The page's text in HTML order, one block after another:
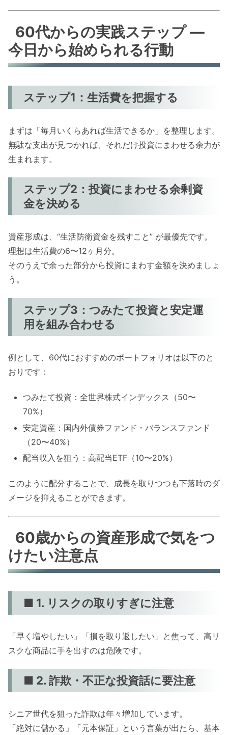
60代からの実践ステップ —
今日から始められる行動
ステップ1：生活費を把握する
まずは「毎月いくらあれば生活できるか」を整理します。
無駄な支出が見つかれば、それだけ投資にまわせる余力が
生まれます。
ステップ2：投資にまわせる余剰資
金を決める
資産形成は、“生活防衛資金を残すこと” が最優先です。
理想は生活費の6〜12ヶ月分。
そのうえで余った部分から投資にまわす金額を決めましょ
う。
ステップ3：つみたて投資と安定運
用を組み合わせる
例として、60代におすすめのポートフォリオは以下のと
おりです：
つみたて投資：全世界株式インデックス（50〜
70%）
安定資産：国内外債券ファンド・バランスファンド
（20〜40%）
配当収入を狙う：高配当ETF（10〜20%）
このように配分することで、成長を取りつつも下落時のダ
メージを抑えることができます。
60歳からの資産形成で気をつ
けたい注意点
■ 1. リスクの取りすぎに注意
「早く増やしたい」「損を取り返したい」と焦って、高リ
スクな商品に手を出すのは危険です。
■ 2. 詐欺・不正な投資話に要注意
シニア世代を狙った詐欺は年々増加しています。
「絶対に儲かる」「元本保証」という言葉が出たら、基本